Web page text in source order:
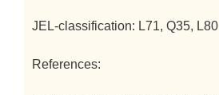
JEL-classification: L71, Q35, L80
References: